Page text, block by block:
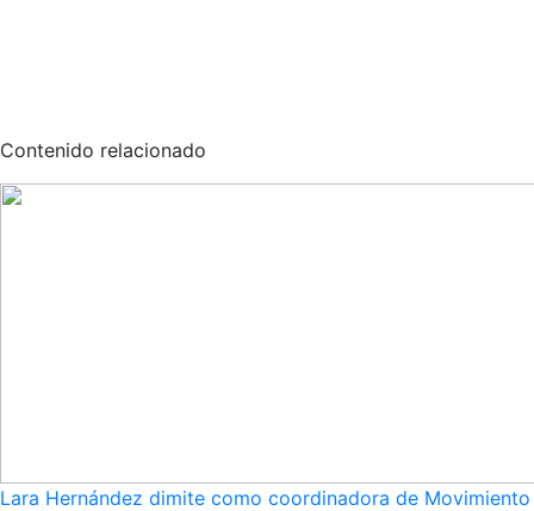
Contenido relacionado
Lara Hernández dimite como coordinadora de Movimiento